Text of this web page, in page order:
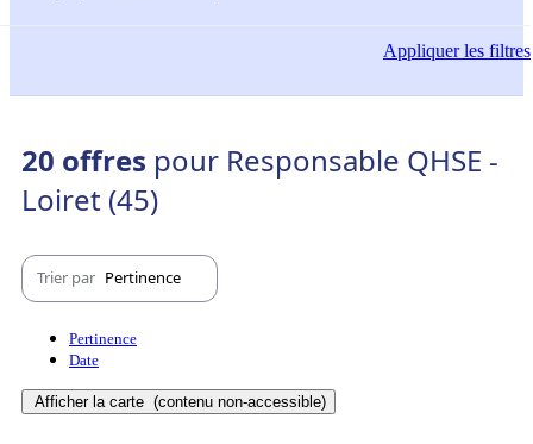
Appliquerles filtres
20 offres pour Responsable QHSE -
Loiret (45)
Trier par Pertinence
Pertinence
Date
Afficher la carte (contenu non-accessible)